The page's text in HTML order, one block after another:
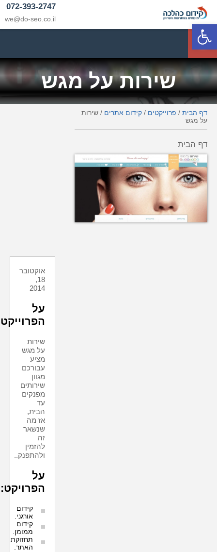
פתח סרגל נגישות
072-393-2747
we@do-seo.co.il
p
שירות על מגש
דף הבית / פרוייקטים / קידום אתרים / שירות
על מגש
דף הבית
אוקטובר
18,
2014
על
הפרוייקט
שירות
על מגש
מציע
עבורכם
מגוון
שירותים
מפנקים
עד
הבית,
אז מה
שנשאר
זה
להזמין
ולהתפנק..
על
הפרויקט:
קידום
אורגני.
קידום
ממומן.
תחזוקת
האתר.